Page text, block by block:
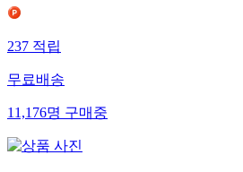
237적립
무료배송
11,176명구매중